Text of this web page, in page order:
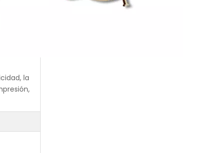
la